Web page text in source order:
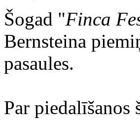
Šogad "Finca
Bernsteina
pasaules.
Par piedalīšanos